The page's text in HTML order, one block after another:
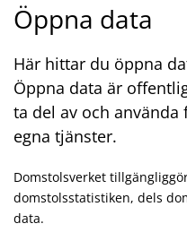
Öppna data
Här hittar du öppna
Öppna data är
ta del av och
egna tjänster.
Domstolsverket
domstolsstatistiken, dels
data.